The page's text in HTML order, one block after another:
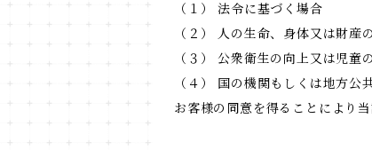
（１） 法令に基づく場合
（２） 人の生命、身体又は財
（３） 公衆衛生の向上又は児
（４） 国の機関もしくは地方
お客様の同意を得ることにより